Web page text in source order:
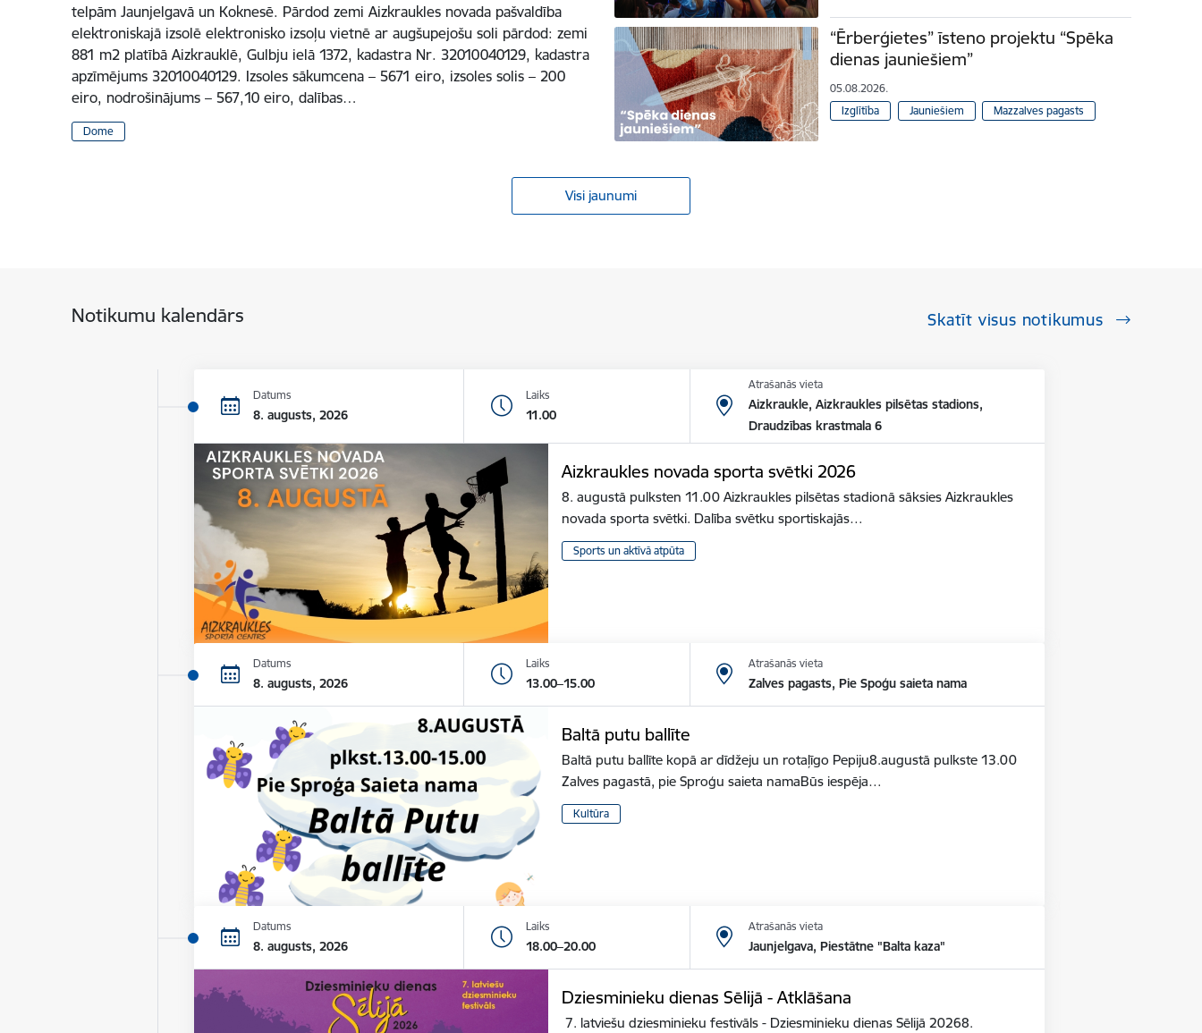
telpām Jaunjelgavā un Koknesē. Pārdod zemi Aizkraukles novada pašvaldība
elektroniskajā izsolē elektronisko izsoļu vietnē ar augšupejošu soli pārdod: zemi
881 m2 platībā Aizkrauklē, Gulbju ielā 1372, kadastra Nr. 32010040129, kadastra
apzīmējums 32010040129. Izsoles sākumcena – 5671 eiro, izsoles solis – 200
eiro, nodrošinājums – 567,10 eiro, dalības…
Dome
“Ērberģietes” īsteno projektu “Spēka
dienas jauniešiem”
05.08.2026.
Izglītība
Jauniešiem Mazzalves pagasts
Visi jaunumi
Notikumu kalendārs Skatīt visus notikumus
Datums
8. augusts, 2026
Laiks
11.00
Atrašanās vieta
Aizkraukle, Aizkraukles pilsētas stadions,
Draudzības krastmala 6
Aizkraukles novada sporta svētki 2026
8. augustā pulksten 11.00 Aizkraukles pilsētas stadionā sāksies Aizkraukles
novada sporta svētki. Dalība svētku sportiskajās…
Sports un aktīvā atpūta
Datums
8. augusts, 2026
Laiks
13.00–15.00
Atrašanās vieta
Zalves pagasts, Pie Spoģu saieta nama
Baltā putu ballīte
Baltā putu ballīte kopā ar dīdžeju un rotaļīgo Pepiju8.augustā pulkste 13.00
Zalves pagastā, pie Sproģu saieta namaBūs iespēja…
Kultūra
Datums
8. augusts, 2026
Laiks
18.00–20.00
Atrašanās vieta
Jaunjelgava, Piestātne "Balta kaza"
Dziesminieku dienas Sēlijā - Atklāšana
7. latviešu dziesminieku festivāls - ​Dziesminieku dienas Sēlijā 20268.